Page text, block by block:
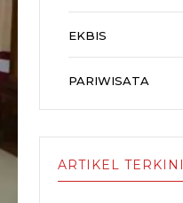
EKBIS
PARIWISATA
ARTIKEL TERKINI